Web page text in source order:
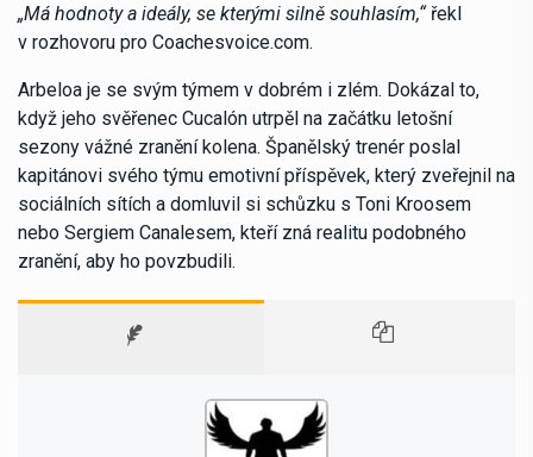
„Má hodnoty a ideály, se kterými silně souhlasím,“řekl
v rozhovoru pro Coachesvoice.com.
Arbeloa je se svým týmem v dobrém i zlém. Dokázal to,
když jeho svěřenec Cucalón utrpěl na začátku letošní
sezony vážné zranění kolena. Španělský trenér poslal
kapitánovi svého týmu emotivní příspěvek, který zveřejnil na
sociálních sítích a domluvil si schůzku s Toni Kroosem
nebo Sergiem Canalesem, kteří zná realitu podobného
zranění, aby ho povzbudili.